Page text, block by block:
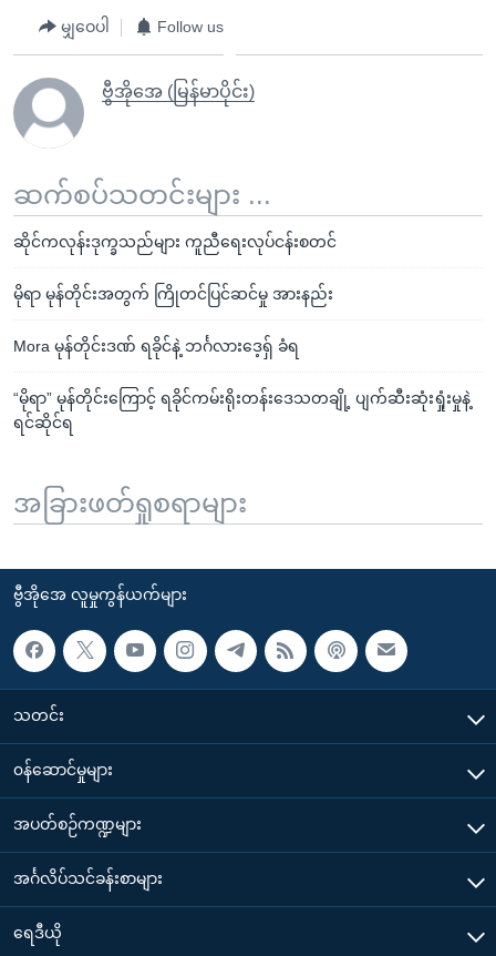
မျှဝေပါ Follow us
ဗွီအိုအေ (မြန်မာပိုင်း)
ဆက်စပ်သတင်းများ ...
ဆိုင်ကလုန်းဒုက္ခသည်များ ကူညီရေးလုပ်ငန်းစတင်
မိုရာ မုန်တိုင်းအတွက် ကြိုတင်ပြင်ဆင်မှု အားနည်း
Mora မုန်တိုင်းဒဏ် ရခိုင်နဲ့ ဘင်္ဂလားဒေ့ရှ် ခံရ
“မိုရာ” မုန်တိုင်းကြောင့် ရခိုင်ကမ်းရိုးတန်းဒေသတချို့ ပျက်ဆီးဆုံးရှုံးမှုနဲ့
ရင်ဆိုင်ရ
အခြားဖတ်ရှုစရာများ
ဗွီအိုအေ လူမှုကွန်ယက်များ
သတင်း
၀န်ဆောင်မှုများ
အပတ်စဉ်ကဏ္ဍများ
အင်္ဂလိပ်သင်ခန်းစာများ
ရေဒီယို